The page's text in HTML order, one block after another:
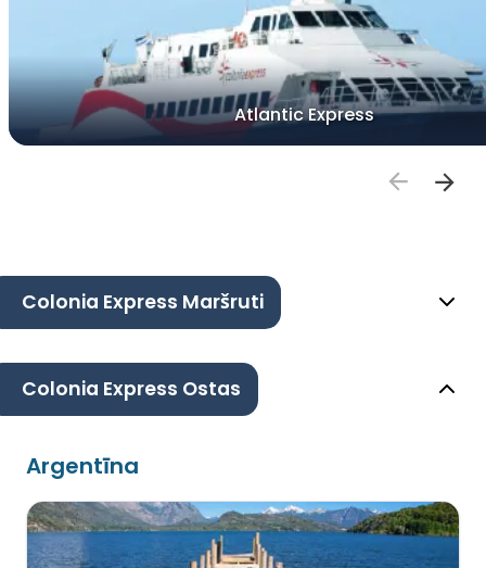
Atlantic Express
Colonia Express Maršruti
Colonia Express Ostas
Argentīna